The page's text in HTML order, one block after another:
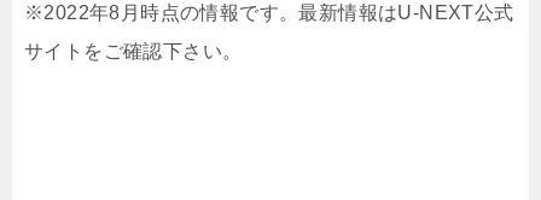
※2022年8月時点の情報です。最新情報はU-NEXT公式
サイトをご確認下さい。